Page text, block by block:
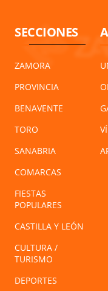
SECCIONES
ZAMORA
PROVINCIA
BENAVENTE
TORO
SANABRIA
COMARCAS
FIESTAS
POPULARES
CASTILLA Y LEÓN
CULTURA /
TURISMO
DEPORTES